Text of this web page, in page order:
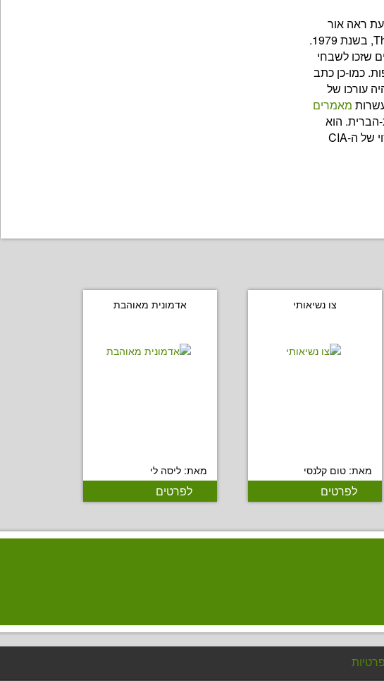
ראה אור
ספרו רב-המכר The Tears of Autumn, בשנת 1979.
שזכו לשבחי
כמו-כן כתב
עורכו של
מאמרים
הברית. הוא
שירת כעשר שנים כקצין מבצעים חסוי של ה-CIA
צו נשיאותי
מאת: טום קלנסי
לפרטים
אדמונית מאוהבת
מאת: ליסה לי
לפרטים